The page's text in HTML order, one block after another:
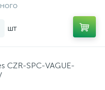
шт
CZR-SPC-VAGUE-